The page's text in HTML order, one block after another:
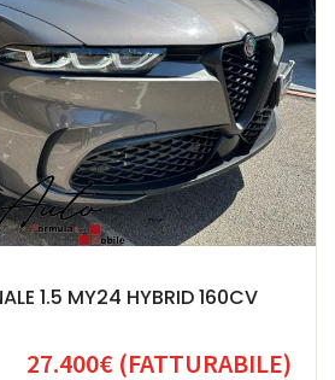
1.5 MY24 HYBRID 160CV
27.400€ (FATTURABILE)